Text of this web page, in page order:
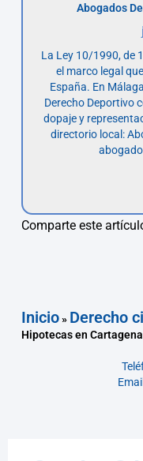
Abogados
La Ley 10/1990, de
el marco legal
España. En
Derecho Deportivo
dopaje y
directorio local:
Comparte este
Inicio» Derecho
Hipotecas en Cartagena